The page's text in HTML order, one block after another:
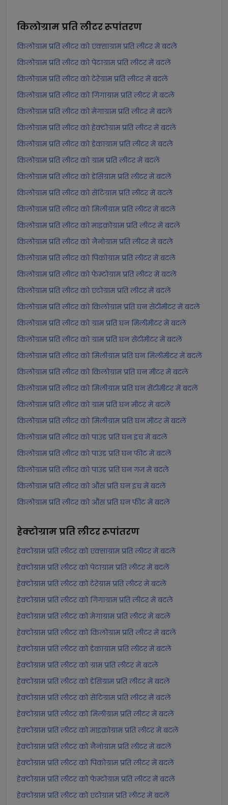
किलोग्राम प्रति लीटररूपांतरण
किलोग्राम प्रति लीटर को एक्साग्राम प्रति लीटर में बदलें
किलोग्राम प्रति लीटर को पेटाग्राम प्रति लीटर में बदलें
किलोग्राम प्रति लीटर को टेरेग्राम प्रति लीटर में बदलें
किलोग्राम प्रति लीटर को गिगाग्राम प्रति लीटर में बदलें
किलोग्राम प्रति लीटर को मेगाग्राम प्रति लीटर में बदलें
किलोग्राम प्रति लीटर को हेक्टोग्राम प्रति लीटर में बदलें
किलोग्राम प्रति लीटर को डेकाग्राम प्रति लीटर में बदलें
किलोग्राम प्रति लीटर को ग्राम प्रति लीटर में बदलें
किलोग्राम प्रति लीटर को डेसिग्राम प्रति लीटर में बदलें
किलोग्राम प्रति लीटर को सेंटिग्राम प्रति लीटर में बदलें
किलोग्राम प्रति लीटर को मिलीग्राम प्रति लीटर में बदलें
किलोग्राम प्रति लीटर को माइक्रोग्राम प्रति लीटर में बदलें
किलोग्राम प्रति लीटर को नैनोग्राम प्रति लीटर में बदलें
किलोग्राम प्रति लीटर को पिकोग्राम प्रति लीटर में बदलें
किलोग्राम प्रति लीटर को फेम्टोग्राम प्रति लीटर में बदलें
किलोग्राम प्रति लीटर को एटोग्राम प्रति लीटर में बदलें
किलोग्राम प्रति लीटर को किलोग्राम प्रति घन सेंटीमीटर में बदलें
किलोग्राम प्रति लीटर को ग्राम प्रति घन मिलीमीटर में बदलें
किलोग्राम प्रति लीटर को ग्राम प्रति घन सेंटीमीटर में बदलें
किलोग्राम प्रति लीटर को मिलीग्राम प्रति घन मिलीमीटर में बदलें
किलोग्राम प्रति लीटर को किलोग्राम प्रति घन मीटर में बदलें
किलोग्राम प्रति लीटर को मिलीग्राम प्रति घन सेंटीमीटर में बदलें
किलोग्राम प्रति लीटर को ग्राम प्रति घन मीटर में बदलें
किलोग्राम प्रति लीटर को मिलीग्राम प्रति घन मीटर में बदलें
किलोग्राम प्रति लीटर को पाउंड प्रति घन इंच में बदलें
किलोग्राम प्रति लीटर को पाउंड प्रति घन फीट में बदलें
किलोग्राम प्रति लीटर को पाउंड प्रति घन गज में बदलें
किलोग्राम प्रति लीटर को औंस प्रति घन इंच में बदलें
किलोग्राम प्रति लीटर को औंस प्रति घन फीट में बदलें
हेक्टोग्राम प्रति लीटररूपांतरण
हेक्टोग्राम प्रति लीटर को एक्साग्राम प्रति लीटर में बदलें
हेक्टोग्राम प्रति लीटर को पेटाग्राम प्रति लीटर में बदलें
हेक्टोग्राम प्रति लीटर को टेरेग्राम प्रति लीटर में बदलें
हेक्टोग्राम प्रति लीटर को गिगाग्राम प्रति लीटर में बदलें
हेक्टोग्राम प्रति लीटर को मेगाग्राम प्रति लीटर में बदलें
हेक्टोग्राम प्रति लीटर को किलोग्राम प्रति लीटर में बदलें
हेक्टोग्राम प्रति लीटर को डेकाग्राम प्रति लीटर में बदलें
हेक्टोग्राम प्रति लीटर को ग्राम प्रति लीटर में बदलें
हेक्टोग्राम प्रति लीटर को डेसिग्राम प्रति लीटर में बदलें
हेक्टोग्राम प्रति लीटर को सेंटिग्राम प्रति लीटर में बदलें
हेक्टोग्राम प्रति लीटर को मिलीग्राम प्रति लीटर में बदलें
हेक्टोग्राम प्रति लीटर को माइक्रोग्राम प्रति लीटर में बदलें
हेक्टोग्राम प्रति लीटर को नैनोग्राम प्रति लीटर में बदलें
हेक्टोग्राम प्रति लीटर को पिकोग्राम प्रति लीटर में बदलें
हेक्टोग्राम प्रति लीटर को फेम्टोग्राम प्रति लीटर में बदलें
हेक्टोग्राम प्रति लीटर को एटोग्राम प्रति लीटर में बदलें